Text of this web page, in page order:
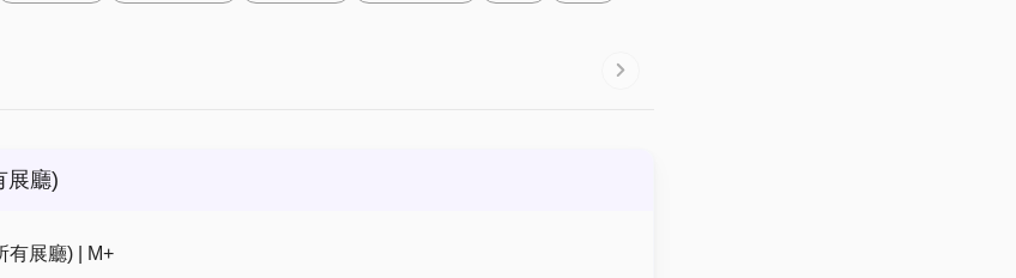
有展廳)
展廳)
有展廳) | M+